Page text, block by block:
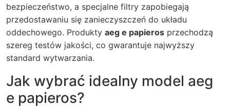
bezpieczeństwo, a specjalne filtry zapobiegają
przedostawaniu się zanieczyszczeń do układu
oddechowego. Produkty aeg e papieros przechodzą
szereg testów jakości, co gwarantuje najwyższy
standard wytwarzania.
Jak wybrać idealny model aeg
e papieros?